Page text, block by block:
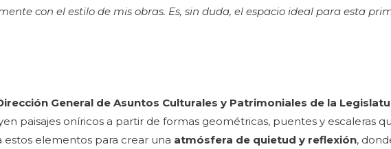
con el estilo de mis obras. Es, sin duda, el espacio ideal para esta
General de Asuntos Culturales y Patrimoniales de la
paisajes oníricos a partir de formas geométricas, puentes y escaleras
estos elementos para crear una atmósfera de quietud y reflexión,